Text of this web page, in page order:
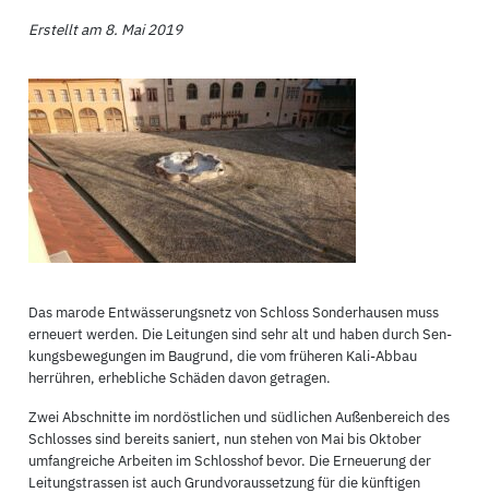
Erstellt am 8. Mai 2019
Das marode Entwässerungsnetz von Schloss Sonderhausen muss
erneuert werden. Die Leitungen sind sehr alt und haben durch Sen-
kungsbewegungen im Baugrund, die vom früheren Kali-Abbau
herrühren, erhebliche Schäden davon getragen.
Zwei Abschnitte im nordöstlichen und südlichen Außenbereich des
Schlosses sind bereits saniert, nun stehen von Mai bis Oktober
umfangreiche Arbeiten im Schlosshof bevor. Die Erneuerung der
Leitungstrassen ist auch Grundvoraussetzung für die künftigen